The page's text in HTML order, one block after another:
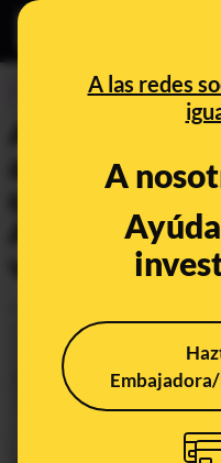
A las redes
A
CONTROL DEL PODER
Así ha sido la
andaluza del
que ha hecho
Almería, la